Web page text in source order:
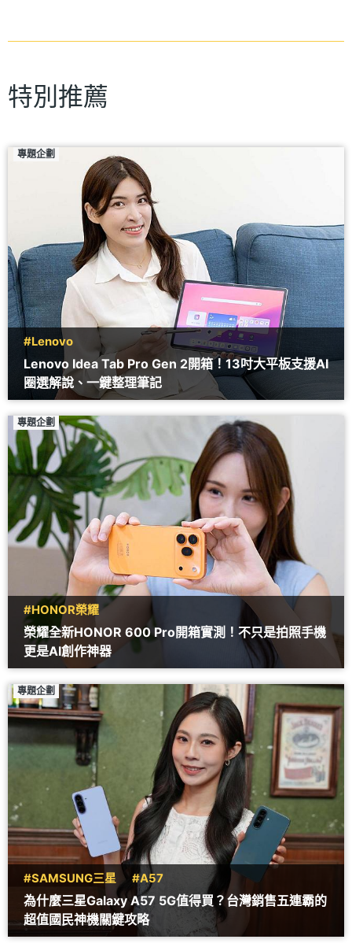
特別推薦
專題企劃
#Lenovo
Lenovo Idea Tab Pro Gen 2開箱！13吋大平板支援AI
圈選解說、一鍵整理筆記
專題企劃
#HONOR榮耀
榮耀全新HONOR 600 Pro開箱實測！不只是拍照手機
更是AI創作神器
專題企劃
#SAMSUNG三星 #A57
為什麼三星Galaxy A57 5G值得買？台灣銷售五連霸的
超值國民神機關鍵攻略